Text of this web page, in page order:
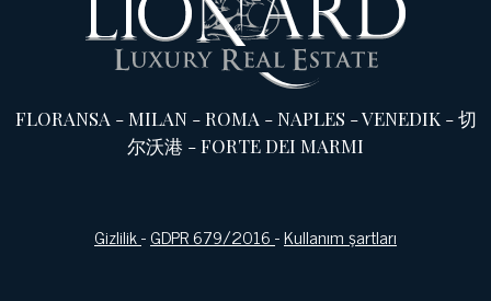
FLORANSA -MILAN-ROMA -NAPLES -VENEDIK-切
尔沃港 -FORTE DEI MARMI
Gizlilik-GDPR 679/2016-Kullanım şartları